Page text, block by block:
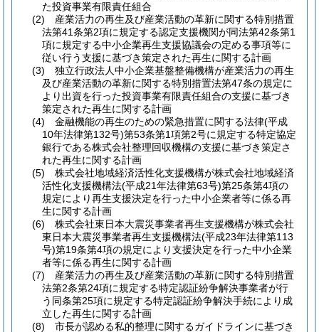
た投資事業有限責任組合
(2)
産業活力の再生及び産業活動の革新に関する特別措置
法第41条第2項に規定する認定支援機関が同法第42条第1
項に規定する中小企業再生支援協議会の定める事項等に
従い行う支援に基づき策定された再生に関する計画
(3)
独立行政法人中小企業基盤整備機構が産業活力の再生
及び産業活動の革新に関する特別措置法第47条の規定に
より出資を行った投資事業有限責任組合の支援に基づき
策定された再生に関する計画
(4)
金融機能の再生のための緊急措置に関する法律(平成
10年法律第132号)第53条第1項第2号に規定する特定協定
銀行である株式会社整理回収機構の支援に基づき策定さ
れた再生に関する計画
(5)
株式会社地域経済活性化支援機構が株式会社地域経済
活性化支援機構法(平成21年法律第63号)第25条第4項の
規定により再生支援決定を行った中小企業者等に係る再
生に関する計画
(6)
株式会社東日本大震災事業者再生支援機構が株式会社
東日本大震災事業者再生支援機構法(平成23年法律第113
号)第19条第4項の規定により支援決定を行った中小企業
者等に係る再生に関する計画
(7)
産業活力の再生及び産業活動の革新に関する特別措置
法第2条第24項に規定する特定認証紛争解決事業者が行
う同条第25項に規定する特定認証紛争解決手続により成
立した再生に関する計画
(8)
市長が認める私的整理に関するガイドラインに基づき